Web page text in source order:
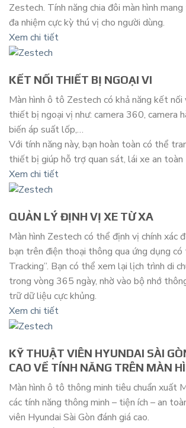
Zestech. Tính năng chia đôi màn hình
đa nhiệm cực kỳ thú vị cho người dùng.
Xem chi tiết
KẾT NỐI THIẾT BỊ NGOẠI VI
Màn hình ô tô Zestech có khả năng kết nối
thiết bị ngoại vị như: camera 360, camera
biến áp suất lốp,…
Với tính năng này, bạn hoàn toàn có thể
thiết bị giúp hỗ trợ quan sát, lái xe an toàn
Xem chi tiết
QUẢN LÝ ĐỊNH VỊ XE TỪ XA
Màn hình Zestech có thể định vị chính xác
bạn trên điện thoại thông qua ứng dụng
Tracking”. Bạn có thể xem lại lịch trình di
trong vòng 365 ngày, nhờ vào bộ nhớ
trữ dữ liệu cực khủng.
Xem chi tiết
KỸ THUẬT VIÊN HYUNDAI SÀI
CAO VỀ TÍNH NĂNG TRÊN MÀN
Màn hình ô tô thông minh tiêu chuẩn xuất
các tính năng thông minh – tiện ích – an
viên Hyundai Sài Gòn đánh giá cao.